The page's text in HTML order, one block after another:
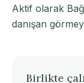
Aktif olarak
danışan
Birlikte